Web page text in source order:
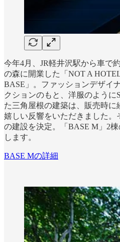
今年4月、JR軽井沢駅から車で
の森に開業した「NOT A
BASE」。ファッションデザイ
クションのもと、洋服のように
た三角屋根の建築は、販売時
嬉しい反響をいただきました
の建設を決定。「BASE M」2
します。
BASE Mの詳細